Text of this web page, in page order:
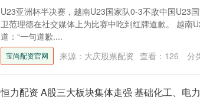
U23亚洲杯半决赛，越南U23国家队0-3不敌中国U23
卫范理德在社交媒体上为比赛中吃到红牌道歉。 越南
道：“一句道歉....
宝尚配资官网 来源：大庆股票配资 查看： 126 分
恒力配资 A股三大板块集体走强 基础化工、电